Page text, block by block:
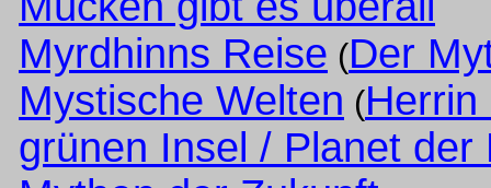
Myrdhinns Reise (Der
Mystische Welten (
grünen Insel / Planet der